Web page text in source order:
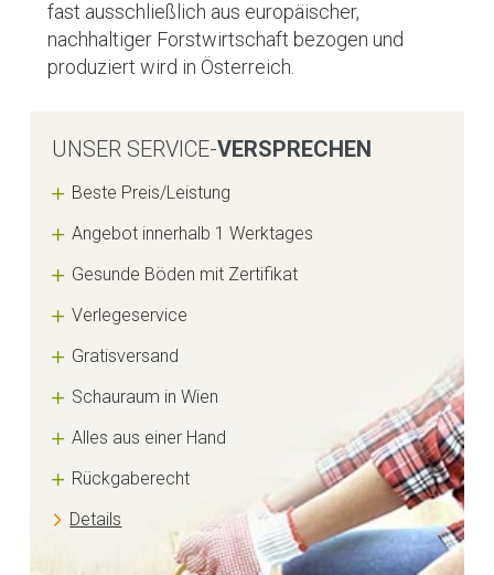
fast ausschließlich aus europäischer,
nachhaltiger Forstwirtschaft bezogen und
produziert wird in Österreich.
UNSER SERVICE-VERSPRECHEN
Beste Preis/Leistung
Angebot innerhalb 1 Werktages
Gesunde Böden mit Zertifikat
Verlegeservice
Gratisversand
Schauraum in Wien
Alles aus einer Hand
Rückgaberecht
Details